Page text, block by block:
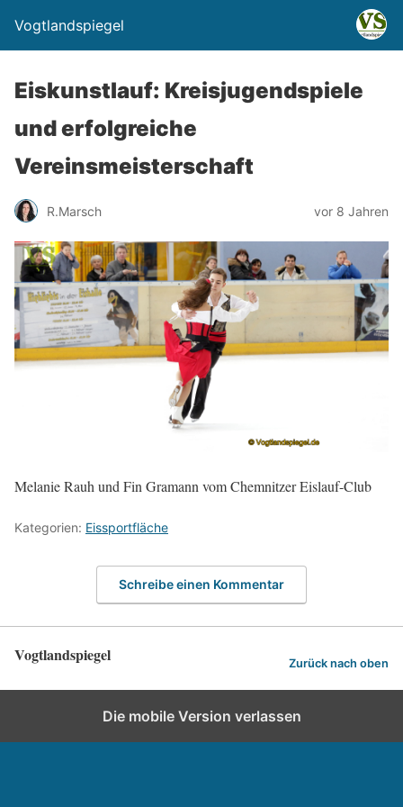
Vogtlandspiegel
Eiskunstlauf: Kreisjugendspiele
und erfolgreiche
Vereinsmeisterschaft
R.Marsch vor 8 Jahren
Melanie Rauh und Fin Gramann vom Chemnitzer Eislauf-Club
Kategorien: Eissportfläche
Schreibe einen Kommentar
Vogtlandspiegel Zurück nach oben
Die mobile Version verlassen